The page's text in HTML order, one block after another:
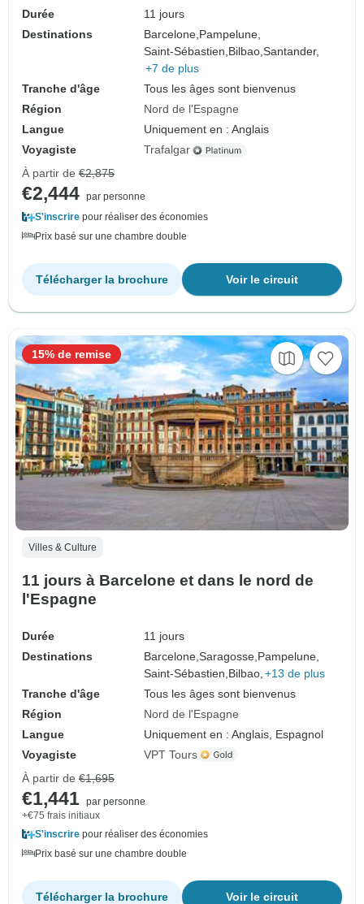
Durée
11 jours
Destinations
Barcelone,Pampelune,
Saint-Sébastien,Bilbao,Santander,
+7 de plus
Tranche d'âge
Tous les âges sont bienvenus
Région
Nord de l'Espagne
Langue
Uniquement en : Anglais
Voyagiste
Trafalgar
À partir de €2,875
€2,444 par personne
S'inscrire pour réaliser des économies
Prix basé sur une chambre double
Voir le circuit
Télécharger la brochure
Villes & Culture
11 jours à Barcelone et dans le nord de
l'Espagne
Durée
11 jours
Destinations
Barcelone,Saragosse, Pampelune,
Saint-Sébastien, Bilbao, +13 de plus
Tranche d'âge
Tous les âges sont bienvenus
Région
Nord de l'Espagne
Langue
Uniquement en : Anglais, Espagnol
Voyagiste
VPT Tours
15% de remise
À partir de €1,695
€1,441 par personne
+€75 frais initiaux
S'inscrire pour réaliser des économies
Prix basé sur une chambre double
Voir le circuit
Télécharger la brochure